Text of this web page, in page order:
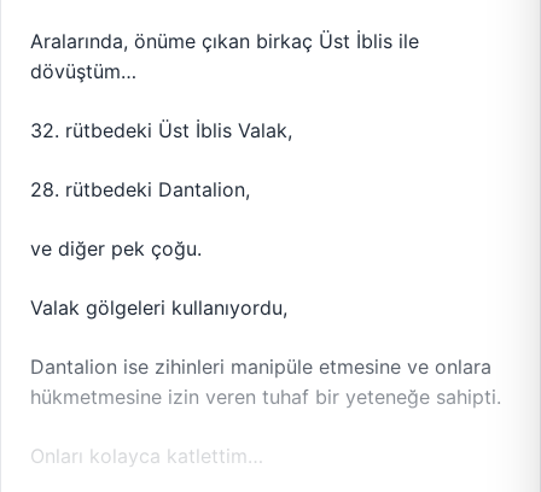
Aralarında, önüme çıkan birkaç Üst İblis ile
dövüştüm…
32. rütbedeki Üst İblis Valak,
28. rütbedeki Dantalion,
ve diğer pek çoğu.
Valak gölgeleri kullanıyordu,
Dantalion ise zihinleri manipüle etmesine ve onlara
hükmetmesine izin veren tuhaf bir yeteneğe sahipti.
Onları kolayca katlettim…